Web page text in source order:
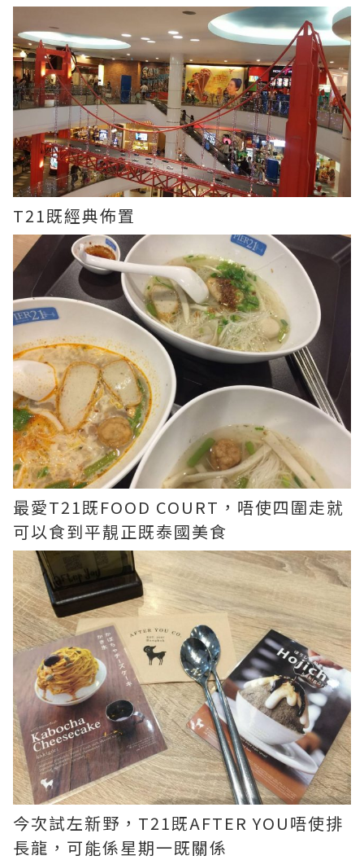
T21既經典佈置
最愛T21既FOOD COURT，唔使四圍走就
可以食到平靚正既泰國美食
今次試左新野，T21既AFTER YOU唔使排
長龍，可能係星期一既關係